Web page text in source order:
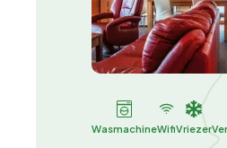
WasmachineWifiVriezer